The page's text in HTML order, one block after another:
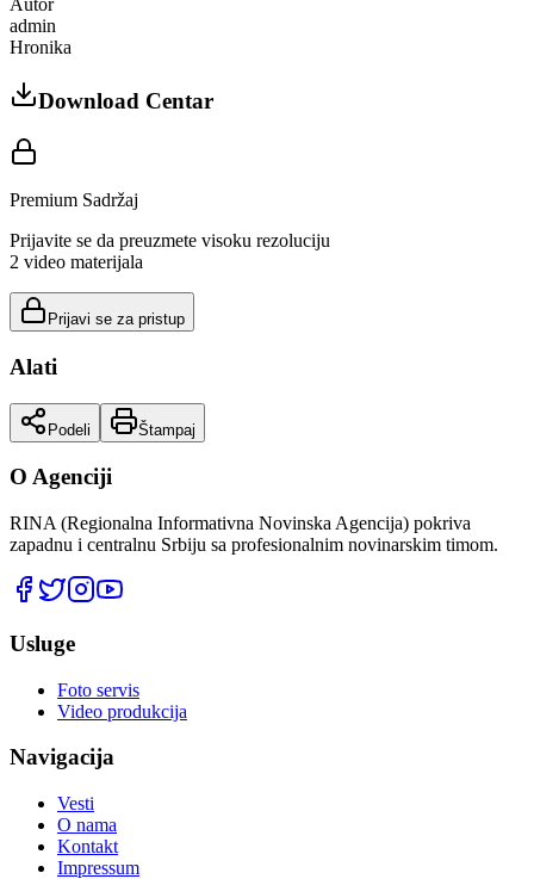
admin
Hronika
Download Centar
Premium Sadržaj
Prijavite se da preuzmete visoku rezoluciju
2 video materijala
Prijavi se za pristup
Alati
Podeli Štampaj
O Agenciji
RINA (Regionalna Informativna Novinska Agencija) pokriva
zapadnu i centralnu Srbiju sa profesionalnim novinarskim timom.
Usluge
Foto servis
Video produkcija
Navigacija
Vesti
O nama
Kontakt
Impressum